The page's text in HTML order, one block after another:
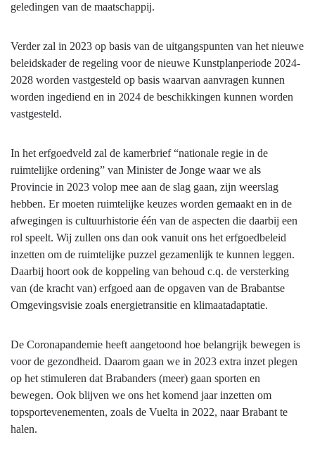
geledingen van de maatschappij.
Verder zal in 2023 op basis van de uitgangspunten van het nieuwe
beleidskader de regeling voor de nieuwe Kunstplanperiode 2024-
2028 worden vastgesteld op basis waarvan aanvragen kunnen
worden ingediend en in 2024 de beschikkingen kunnen worden
vastgesteld.
In het erfgoedveld zal de kamerbrief “nationale regie in de
ruimtelijke ordening” van Minister de Jonge waar we als
Provincie in 2023 volop mee aan de slag gaan, zijn weerslag
hebben. Er moeten ruimtelijke keuzes worden gemaakt en in de
afwegingen is cultuurhistorie één van de aspecten die daarbij een
rol speelt. Wij zullen ons dan ook vanuit ons het erfgoedbeleid
inzetten om de ruimtelijke puzzel gezamenlijk te kunnen leggen.
Daarbij hoort ook de koppeling van behoud c.q. de versterking
van (de kracht van) erfgoed aan de opgaven van de Brabantse
Omgevingsvisie zoals energietransitie en klimaatadaptatie.
De Coronapandemie heeft aangetoond hoe belangrijk bewegen is
voor de gezondheid. Daarom gaan we in 2023 extra inzet plegen
op het stimuleren dat Brabanders (meer) gaan sporten en
bewegen. Ook blijven we ons het komend jaar inzetten om
topsportevenementen, zoals de Vuelta in 2022, naar Brabant te
halen.